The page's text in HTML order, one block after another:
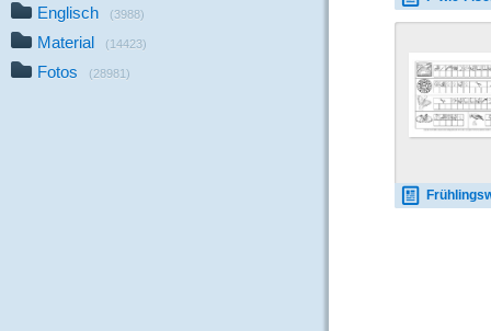
Englisch (3988)
Material (14423)
Fotos (28981)
Frühlingswörter-Anlautschrift-mit-